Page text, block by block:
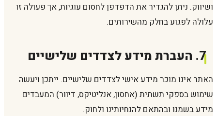
ושיווק. ניתן להגדיר את הדפדפן לחסום עוגיות, אך פעולה זו
עלולה לפגוע בחלק מהשירותים.
7. העברת מידע לצדדים שלישיים
האתר אינו מוכר מידע אישי לצדדים שלישיים. ייתכן ויעשה
שימוש בספקי תשתית (אחסון, אנליטיקס, דיוור) המעבדים
מידע בשמנו ובהתאם להנחיותינו ולחוק.